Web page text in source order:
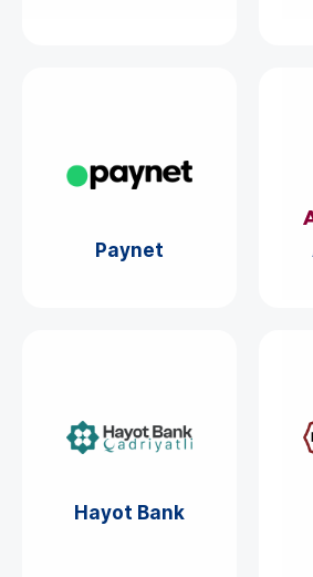
Paynet
Hayot Bank